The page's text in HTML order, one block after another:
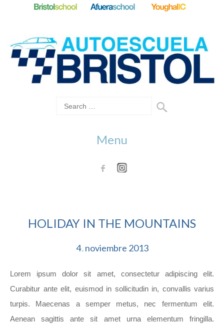
Menu
HOLIDAY IN THE MOUNTAINS
4. noviembre 2013
Lorem ipsum dolor sit amet, consectetur adipiscing elit.
Curabitur ante elit, euismod in sollicitudin in, convallis varius
turpis. Maecenas a semper metus, nec fermentum elit.
Aenean sagittis ante sit amet urna elementum fringilla.